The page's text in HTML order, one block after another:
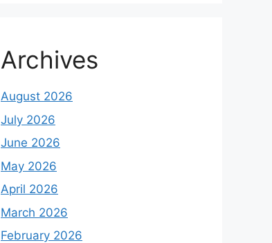
Archives
August 2026
July 2026
June 2026
May 2026
April 2026
March 2026
February 2026